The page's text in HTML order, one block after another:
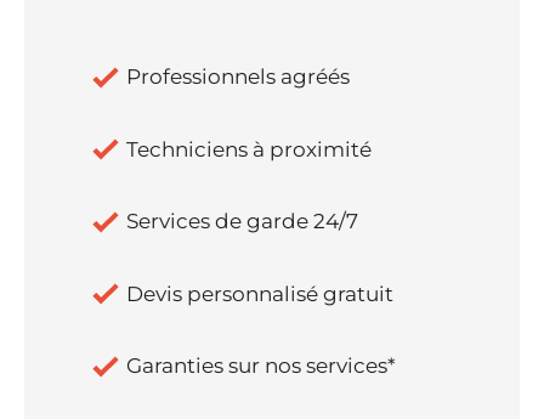
Professionnels agréés
Techniciens à proximité
Services de garde 24/7
Devis personnalisé gratuit
Garanties sur nos services*